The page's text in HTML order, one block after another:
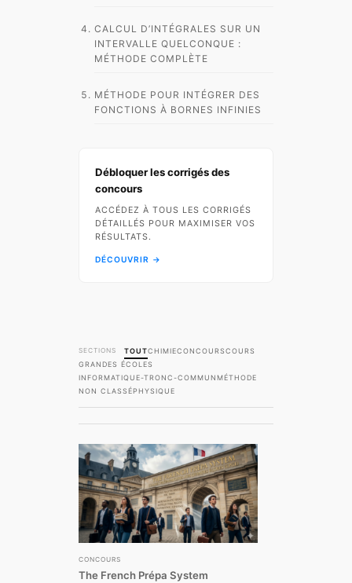
CALCUL D’INTÉGRALES SUR UN
INTERVALLE QUELCONQUE :
MÉTHODE COMPLÈTE
MÉTHODE POUR INTÉGRER DES
FONCTIONS À BORNES INFINIES
Débloquer les corrigés des
concours
ACCÉDEZ À TOUS LES CORRIGÉS
DÉTAILLÉS POUR MAXIMISER VOS
RÉSULTATS.
DÉCOUVRIR →
TOUTCHIMIECONCOURSCOURS
GRANDES ÉCOLES
INFORMATIQUE-TRONC-COMMUNMÉTHODE
NON CLASSÉPHYSIQUE
CONCOURS
The French Prépa System